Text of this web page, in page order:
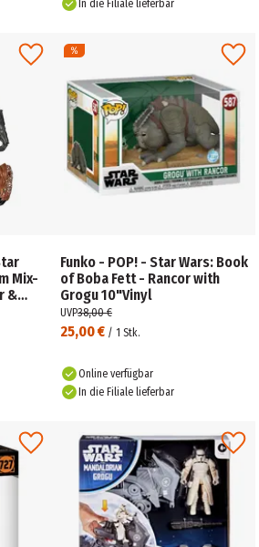
In die Filiale lieferbar
Mix-
&
Funko - POP! - Star Wars: Book
of Boba Fett - Rancor with
Grogu 10"Vinyl
25,00 € / 1 Stk.
UVP38,00 €
Online verfügbar
In die Filiale lieferbar